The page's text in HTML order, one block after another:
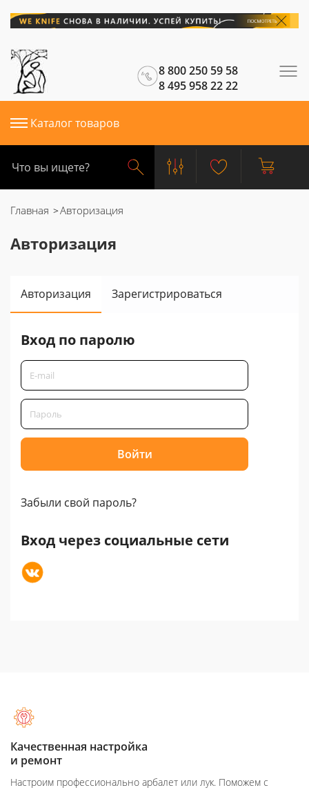
8 800 250 59 58
8 495 958 22 22
Каталог товаров
Главная Авторизация
Авторизация
Авторизация Зарегистрироваться
Вход по паролю
Забыли свой пароль?
Вход через социальные сети
лук. Поможем с
Оплата при
Вы можете оплатить товар на